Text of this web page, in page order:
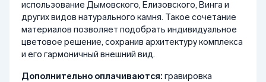
использование Дымовского, Елизовского, Винга и
других видов натурального камня. Такое сочетание
материалов позволяет подобрать индивидуальное
цветовое решение, сохранив архитектуру комплекса
и его гармоничный внешний вид.
Дополнительно оплачиваются: гравировка